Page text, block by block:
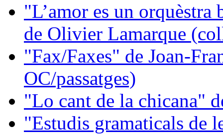
"L’amor es un orquèstra
de Olivier Lamarque
"Fax/Faxes" de Joan-
OC/passatges)
"Lo cant de la chicana"
"Estudis gramaticals de